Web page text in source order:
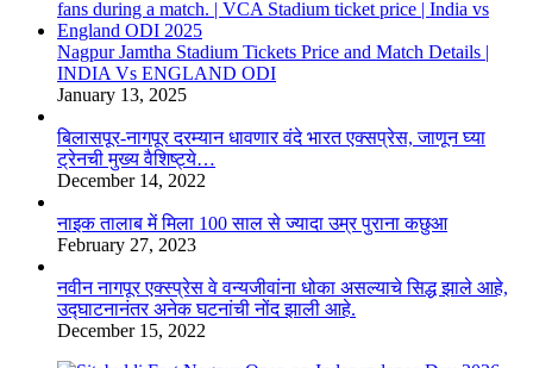
Nagpur Jamtha Stadium Tickets Price and Match Details |
INDIA Vs ENGLAND ODI
January 13, 2025
बिलासपूर-नागपूर दरम्यान धावणार वंदे भारत एक्सप्रेस, जाणून घ्या
ट्रेनची मुख्य वैशिष्ट्ये…
December 14, 2022
नाइक तालाब में मिला 100 साल से ज्यादा उम्र पुराना कछुआ
February 27, 2023
नवीन नागपूर एक्स्प्रेस वे वन्यजीवांना धोका असल्याचे सिद्ध झाले आहे,
उद्घाटनानंतर अनेक घटनांची नोंद झाली आहे.
December 15, 2022